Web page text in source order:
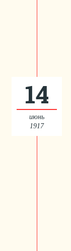
14
июнь
1917